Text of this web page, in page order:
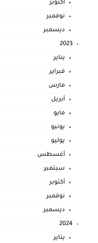
أكتوبر
نوفمبر
ديسمبر
2023
يناير
فبراير
مارس
أبريل
مايو
يونيو
يوليو
أغسطس
سبتمبر
أكتوبر
نوفمبر
ديسمبر
2024
يناير